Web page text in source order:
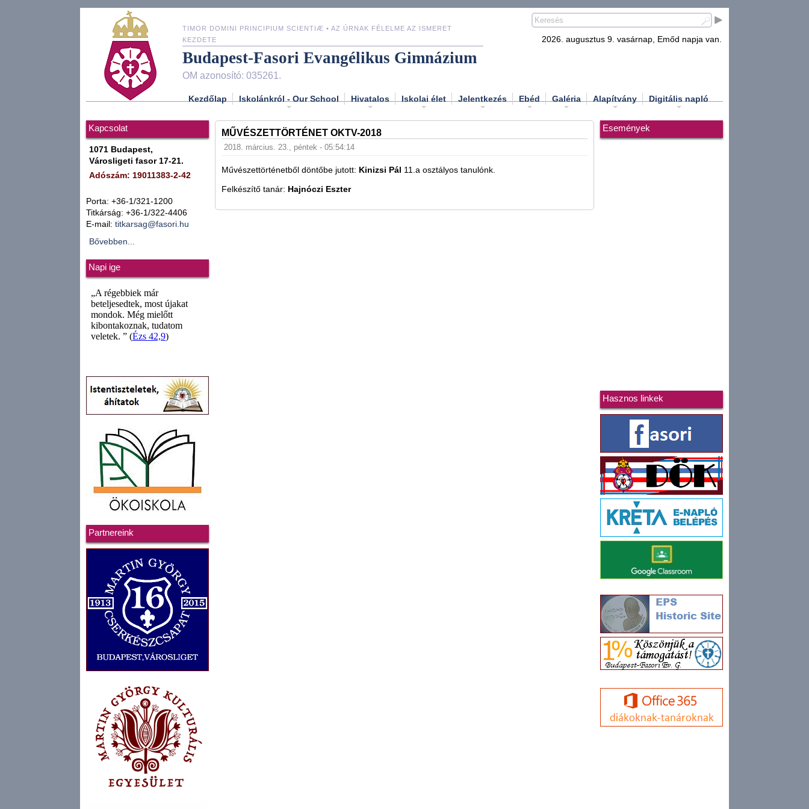
TIMOR DOMINI PRINCIPIUM SCIENTIÆ • AZ ÚRNAK FÉLELME AZ ISMERET
KEZDETE
Budapest-Fasori Evangélikus Gimnázium
OM azonosító: 035261.
2026. augusztus 9. vasárnap, Emőd napja van.
Kezdőlap Iskolánkról - Our School Hivatalos Iskolai élet Jelentkezés Ebéd Galéria Alapítvány Digitális napló
Kapcsolat
1071 Budapest,
Városligeti fasor 17-21.
Adószám: 19011383-2-42
Porta: +36-1/321-1200
Titkárság: +36-1/322-4406
E-mail: titkarsag@fasori.hu
Bővebben...
Napi ige
Partnereink
MŰVÉSZETTÖRTÉNET OKTV-2018
2018. március. 23., péntek - 05:54:14
Művészettörténetből döntőbe jutott: Kinizsi Pál 11.a osztályos tanulónk.
Felkészítő tanár: Hajnóczi Eszter
Események
Hasznos linkek